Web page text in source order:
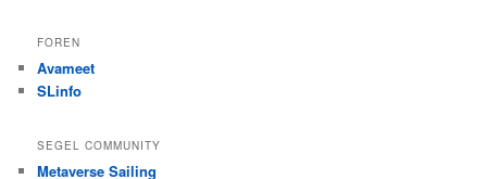
FOREN
Avameet
SLinfo
SEGEL COMMUNITY
Metaverse Sailing